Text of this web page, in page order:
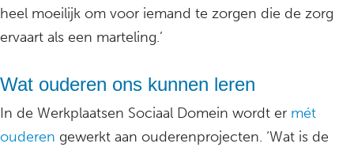
heel moeilijk om voor iemand te zorgen die de zorg
ervaart als een marteling.’
Wat ouderen ons kunnen leren
In de Werkplaatsen Sociaal Domein wordt er mét
ouderen gewerkt aan ouderenprojecten. ‘Wat is de